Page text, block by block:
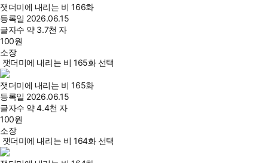
잿더미에 내리는 비 166화
등록일 2026.06.15
글자수 약 3.7천 자
100원
소장
잿더미에 내리는 비 165화 선택
잿더미에 내리는 비 165화
등록일 2026.06.15
글자수 약 4.4천 자
100원
소장
잿더미에 내리는 비 164화 선택